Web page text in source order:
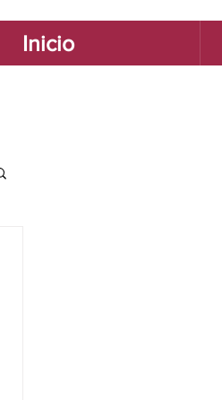
Inicio